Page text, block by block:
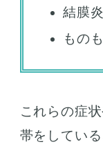
結膜
もの
これらの症
帯をしてい